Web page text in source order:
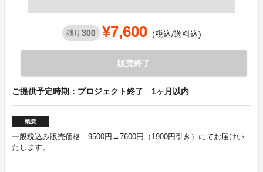
残り 300 ¥7,600 (税込/送料込)
販売終了
ご提供予定時期：プロジェクト終了 1ヶ月以内
概要
一般税込み販売価格 9500円→7600円（1900円引き）にてお届けい
たします。